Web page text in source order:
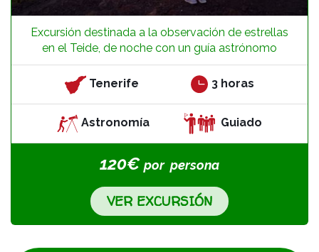
Excursión destinada a la observación de estrellas
en el Teide, de noche con un guía astrónomo
Tenerife 3 horas
Astronomía Guiado
120€ por persona
VER EXCURSIÓN